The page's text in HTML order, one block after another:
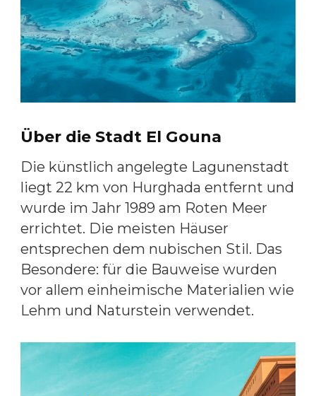
Über die Stadt El Gouna
Die künstlich angelegte Lagunenstadt
liegt 22 km von Hurghada entfernt und
wurde im Jahr 1989 am Roten Meer
errichtet. Die meisten Häuser
entsprechen dem nubischen Stil. Das
Besondere: für die Bauweise wurden
vor allem einheimische Materialien wie
Lehm und Naturstein verwendet.